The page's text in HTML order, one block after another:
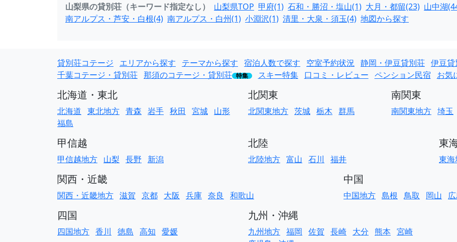
山梨県の貸別荘（キーワード指定なし）
山梨県TOP 甲府(1) 石和・勝沼・塩山(1) 大月・都留(23) 山中湖
南アルプス・芦安・白根(4) 南アルプス・白州(1) 小淵沢(1) 清里・大泉・須玉(4) 地図から探す
貸別荘コテージ エリアから探す テーマから探す 宿泊人数で探す 空室予約状況 静岡・伊豆貸別荘 伊豆
千葉コテージ・貸別荘 那須のコテージ・貸別荘 特集 スキー特集 口コミ・レビュー ペンション民宿 お気
北海道・東北
北海道 東北地方 青森 岩手 秋田 宮城 山形
福島
北関東
北関東地方 茨城 栃木 群馬
南関東
南関東地方 埼玉
甲信越
甲信越地方 山梨 長野 新潟
北陸
北陸地方 富山 石川 福井
東
東
関西・近畿
関西・近畿地方 滋賀 京都 大阪 兵庫 奈良 和歌山
中国
中国地方 島根 鳥取 岡山
四国
四国地方 香川 徳島 高知 愛媛
九州・沖縄
九州地方 福岡 佐賀 長崎 大分 熊本 宮崎